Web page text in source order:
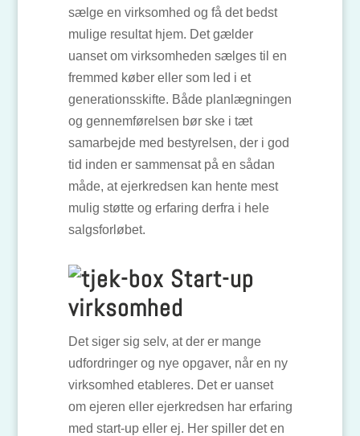
sælge en virksomhed og få det bedst
mulige resultat hjem. Det gælder
uanset om virksomheden sælges til en
fremmed køber eller som led i et
generationsskifte. Både planlægningen
og gennemførelsen bør ske i tæt
samarbejde med bestyrelsen, der i god
tid inden er sammensat på en sådan
måde, at ejerkredsen kan hente mest
mulig støtte og erfaring derfra i hele
salgsforløbet.
Start-up
virksomhed
Det siger sig selv, at der er mange
udfordringer og nye opgaver, når en ny
virksomhed etableres. Det er uanset
om ejeren eller ejerkredsen har erfaring
med start-up eller ej. Her spiller det en